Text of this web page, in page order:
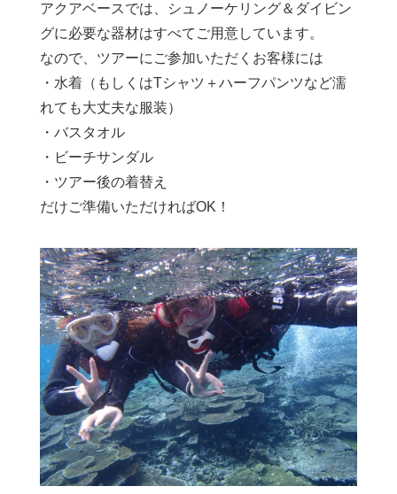
アクアベースでは、シュノーケリング＆ダイビン
グに必要な器材はすべてご用意しています。
なので、ツアーにご参加いただくお客様には
・水着（もしくはTシャツ＋ハーフパンツなど濡
れても大丈夫な服装）
・バスタオル
・ビーチサンダル
・ツアー後の着替え
だけご準備いただければOK！